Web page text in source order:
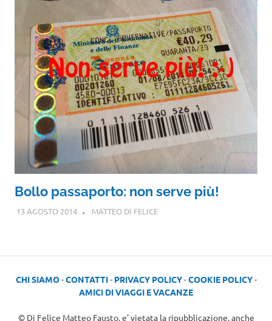
Bollo passaporto: non serve più!
13 AGOSTO 2014 MATTEO DI FELICE
CHI SIAMO-CONTATTI- PRIVACY POLICY-COOKIE POLICY-
AMICI DI VIAGGI E VACANZE
© Di Felice Matteo Fausto, e' vietata la ripubblicazione, anche